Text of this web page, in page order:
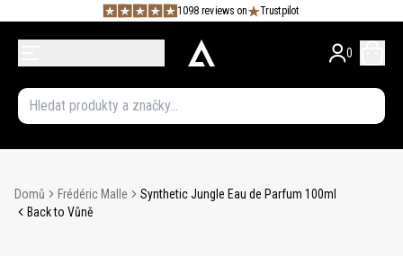
1098 reviews on Trustpilot
0
Domů Frédéric Malle
Synthetic Jungle Eau de Parfum 100ml
Back to Vůně